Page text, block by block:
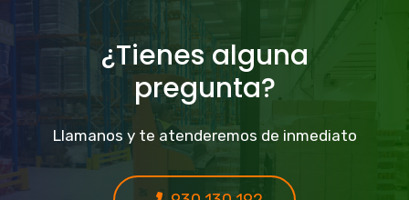
¿Tienes alguna
pregunta?
Llamanos y te atenderemos de inmediato